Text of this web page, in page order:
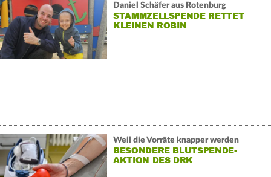
Daniel Schäfer aus Rotenburg
STAMMZELLSPENDE RETTET
KLEINEN ROBIN
Weil die Vorräte knapper werden
BESONDERE BLUTSPENDE-
AKTION DES DRK